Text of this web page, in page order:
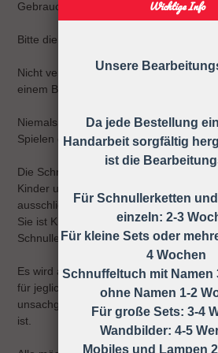
Gebrauchsanweisung
Bitte die Schnullerkette nur an der
Nicht verwenden, wenn der Säugling
einem Bett oder einer Wiege befindet
Niemals die Schnullerkette dem Kind
Spielen geben.
Die Schnullerkette darf nicht
Kinder unter 36 Monaten verwendet
ausschließlich unter Aufsicht eines
Sie ist KEIN Spielzeug, sondern dient
Schnullers an der Kleidung.
Es wird ausdrücklich darauf
für jegliche Art von Risiken
unsachgemäßen Gebrauch der
ist.
Wichtige Info
Unsere
Da jede Bestellung
Handarbeit sorgfältig
ist die
Für Schnullerketten
einzeln: 2-3
Für kleine Sets oder
4 Wochen
Schnuffeltuch mit Namen
ohne Namen 1-2
Für große Sets: 3-4
Wandbilder: 4-5
Mobiles und Lampen